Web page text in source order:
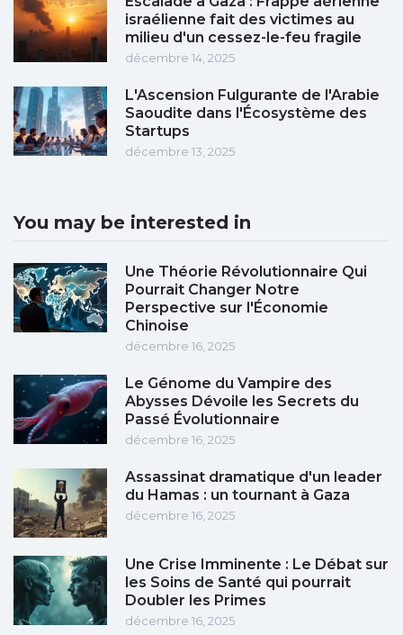
israélienne fait des victimes au
milieu d'un cessez-le-feu fragile
décembre 14, 2025
L'Ascension Fulgurante de l'Arabie
Saoudite dans l'Écosystème des
Startups
décembre 13, 2025
You may be interested in
Une Théorie Révolutionnaire Qui
Pourrait Changer Notre
Perspective sur l'Économie
Chinoise
décembre 16, 2025
Le Génome du Vampire des
Abysses Dévoile les Secrets du
Passé Évolutionnaire
décembre 16, 2025
Assassinat dramatique d'un leader
du Hamas : un tournant à Gaza
décembre 16, 2025
Une Crise Imminente : Le Débat sur
les Soins de Santé qui pourrait
Doubler les Primes
décembre 16, 2025